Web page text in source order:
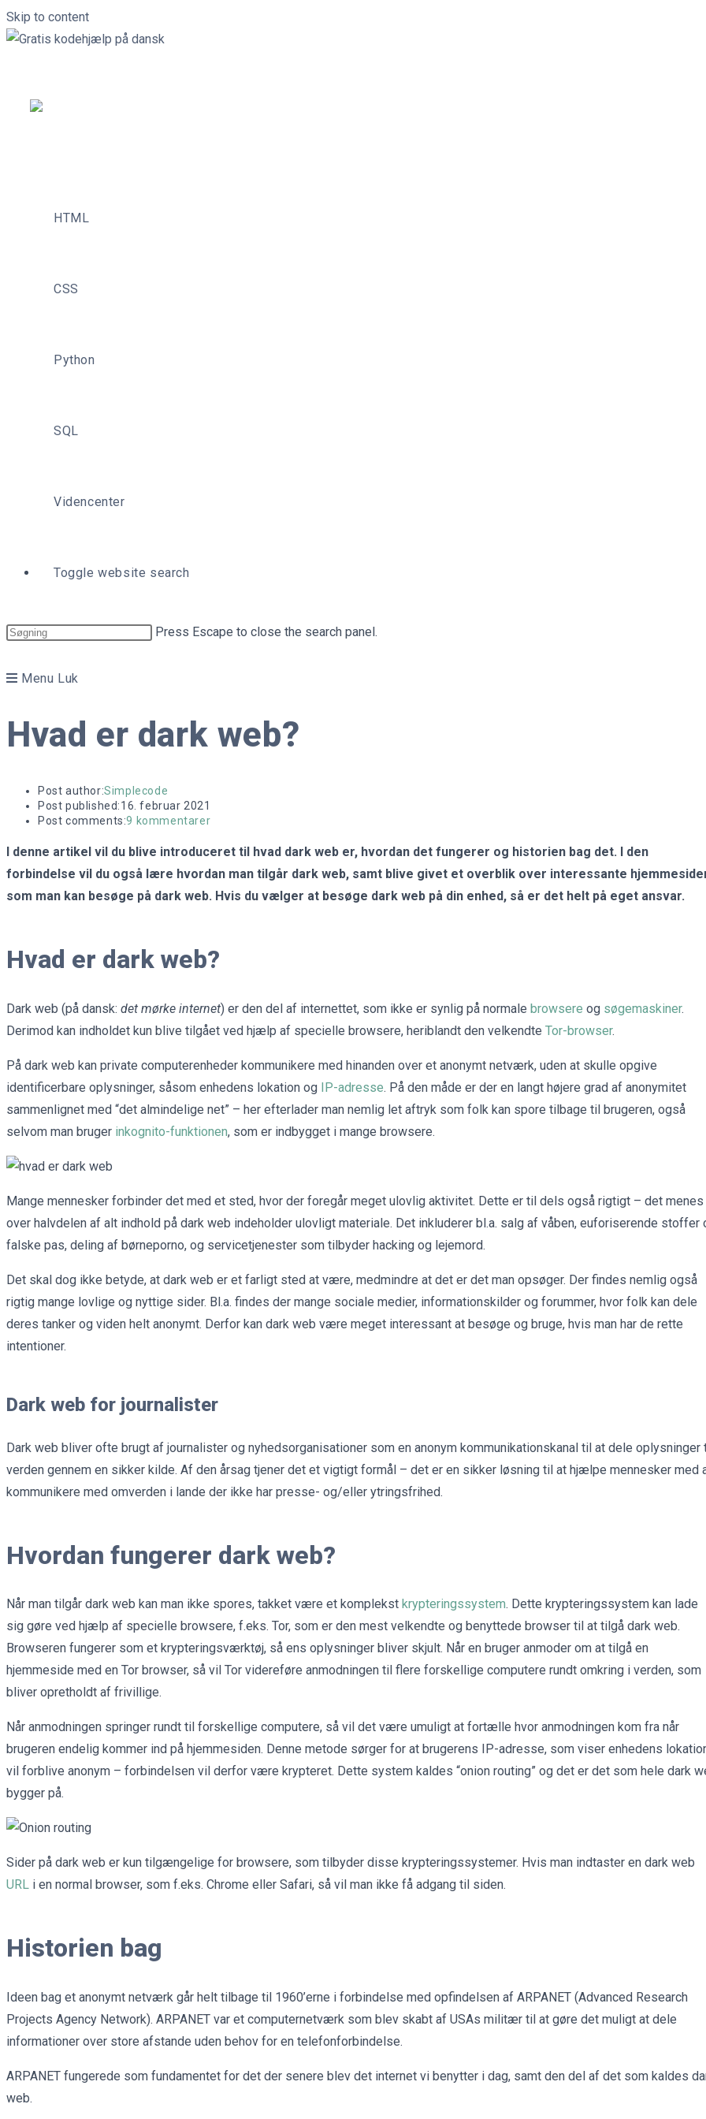
Skip to content
HTML
CSS
Python
SQL
Videncenter
Toggle website search
Press Escape to close the search panel.
Menu Luk
Hvad er dark web?
Post author:Simplecode
Post published:16. februar 2021
Post comments:9 kommentarer
I denne artikel vil du blive introduceret til hvad dark web er, hvordan det fungerer og historien bag det. I den
forbindelse vil du også lære hvordan man tilgår dark web, samt blive givet et overblik over interessante
som man kan besøge på dark web. Hvis du vælger at besøge dark web på din enhed, så er det helt på eget ansvar.
Hvad er dark web?
Dark web (på dansk: det mørke internet) er den del af internettet, som ikke er synlig på normale browsere og søgemaskiner.
Derimod kan indholdet kun blive tilgået ved hjælp af specielle browsere, heriblandt den velkendte Tor-browser.
På dark web kan private computerenheder kommunikere med hinanden over et anonymt netværk, uden at skulle opgive
identificerbare oplysninger, såsom enhedens lokation og IP-adresse. På den måde er der en langt højere grad af anonymitet
sammenlignet med “det almindelige net” – her efterlader man nemlig let aftryk som folk kan spore tilbage til brugeren, også
selvom man bruger inkognito-funktionen, som er indbygget i mange browsere.
Mange mennesker forbinder det med et sted, hvor der foregår meget ulovlig aktivitet. Dette er til dels også rigtigt – det menes
over halvdelen af alt indhold på dark web indeholder ulovligt materiale. Det inkluderer bl.a. salg af våben, euforiserende stoffer
falske pas, deling af børneporno, og servicetjenester som tilbyder hacking og lejemord.
Det skal dog ikke betyde, at dark web er et farligt sted at være, medmindre at det er det man opsøger. Der findes nemlig også
rigtig mange lovlige og nyttige sider. Bl.a. findes der mange sociale medier, informationskilder og forummer, hvor folk kan dele
deres tanker og viden helt anonymt. Derfor kan dark web være meget interessant at besøge og bruge, hvis man har de rette
intentioner.
Dark web for journalister
Dark web bliver ofte brugt af journalister og nyhedsorganisationer som en anonym kommunikationskanal til at dele oplysninger
verden gennem en sikker kilde. Af den årsag tjener det et vigtigt formål – det er en sikker løsning til at hjælpe mennesker med
kommunikere med omverden i lande der ikke har presse- og/eller ytringsfrihed.
Hvordan fungerer dark web?
Når man tilgår dark web kan man ikke spores, takket være et komplekst krypteringssystem. Dette krypteringssystem kan lade
sig gøre ved hjælp af specielle browsere, f.eks. Tor, som er den mest velkendte og benyttede browser til at tilgå dark web.
Browseren fungerer som et krypteringsværktøj, så ens oplysninger bliver skjult. Når en bruger anmoder om at tilgå en
hjemmeside med en Tor browser, så vil Tor videreføre anmodningen til flere forskellige computere rundt omkring i verden, som
bliver opretholdt af frivillige.
Når anmodningen springer rundt til forskellige computere, så vil det være umuligt at fortælle hvor anmodningen kom fra når
brugeren endelig kommer ind på hjemmesiden. Denne metode sørger for at brugerens IP-adresse, som viser enhedens
vil forblive anonym – forbindelsen vil derfor være krypteret. Dette system kaldes “onion routing” og det er det som hele dark
bygger på.
Sider på dark web er kun tilgængelige for browsere, som tilbyder disse krypteringssystemer. Hvis man indtaster en dark web
URL i en normal browser, som f.eks. Chrome eller Safari, så vil man ikke få adgang til siden.
Historien bag
Ideen bag et anonymt netværk går helt tilbage til 1960’erne i forbindelse med opfindelsen af ARPANET (Advanced Research
Projects Agency Network). ARPANET var et computernetværk som blev skabt af USAs militær til at gøre det muligt at dele
informationer over store afstande uden behov for en telefonforbindelse.
ARPANET fungerede som fundamentet for det der senere blev det internet vi benytter i dag, samt den del af det som kaldes
web.